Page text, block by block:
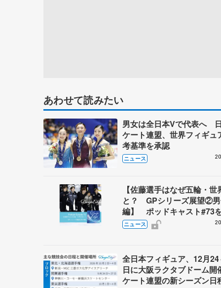
あわせて読みたい
男女は全日本Vで代表へ
ケート連盟、世界フィギュ
考基準を承認
ニュース
【佐藤選手はなぜ五輪・世
と？ GPシリーズ展望②
編】 ポッドキャスト#73
ニュース
全日本フィギュア、12月
日に大阪ラクタブドーム
ケート連盟の新シーズン日